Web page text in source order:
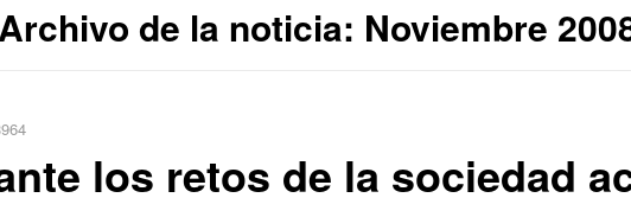
Archivo de la noticia: Noviembre
los retos de la sociedad